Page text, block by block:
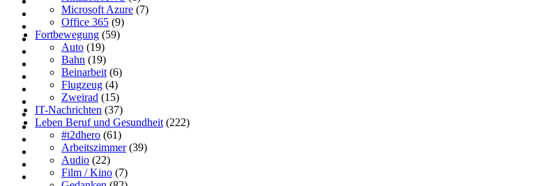
Microsoft Azure (7)
Office 365 (9)
Fortbewegung (59)
Auto (19)
Bahn (19)
Beinarbeit (6)
Flugzeug (4)
Zweirad (15)
IT-Nachrichten (37)
Leben Beruf und Gesundheit (222)
#t2dhero (61)
Arbeitszimmer(39)
Audio (22)
Film / Kino (7)